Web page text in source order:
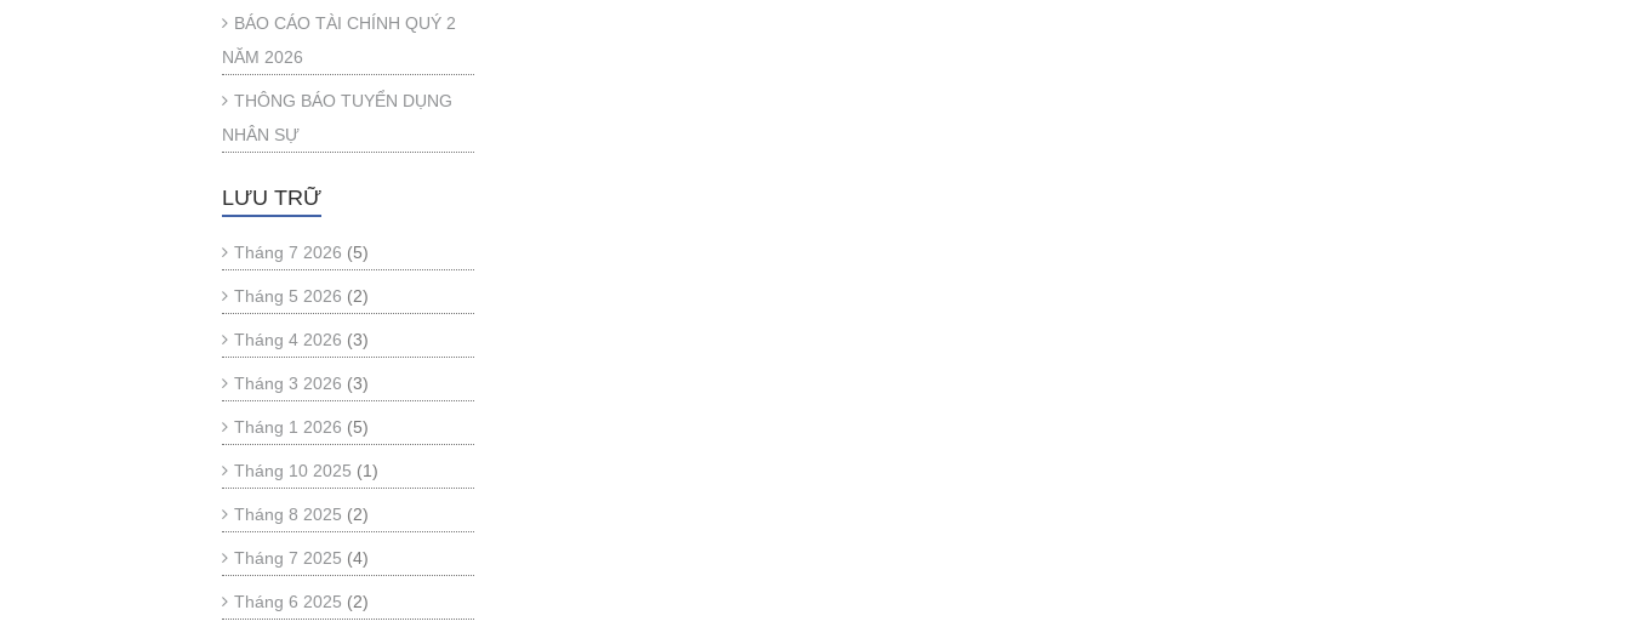
BÁO CÁO TÀI CHÍNH QUÝ 2
NĂM 2026
THÔNG BÁO TUYỂN DỤNG
NHÂN SỰ
LƯU TRỮ
Tháng 7 2026 (5)
Tháng 5 2026 (2)
Tháng 4 2026 (3)
Tháng 3 2026 (3)
Tháng 1 2026 (5)
Tháng 10 2025 (1)
Tháng 8 2025 (2)
Tháng 7 2025 (4)
Tháng 6 2025 (2)